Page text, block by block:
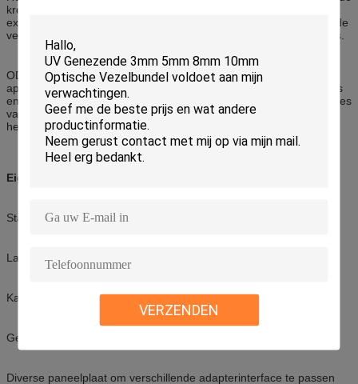
VERZENDEN
krommingsstraal van de kabel binnen de bijlage te controleren om
extra optisch verlies te vermijden. Dit kader is ideaal voor binnen de
verbindingsopslag, distributie en beheer van vezel optische kabels.
ODF omvat de apparaten van de vezeldistributie, vezel die
apparaten en vezelopslagapparaten verbindt. Het sluit vezelkabels
en van vezeltelecommunicatie apparatuur aan. Het heeft de functies
van het beschermen van vezelkabels, het verbinden van vezel en
het opslaan van extra vlechten.
Eigenschap
Standaardgrootte, lichtgewicht en redelijke structuur
Lasdienblad binnen veranderlijk
Kan in 19 ' worden gebruikt standaarddistributiekader
Geschikt voor lint en enige vezel
Diverse paneelplaat om verschillende adapterinterface te passen